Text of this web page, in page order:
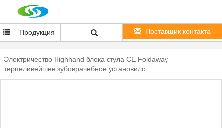
Продукция Поставщик контакта
Электричество Highhand блока стула CE Foldaway
терпеливейшее зубоврачебное установило